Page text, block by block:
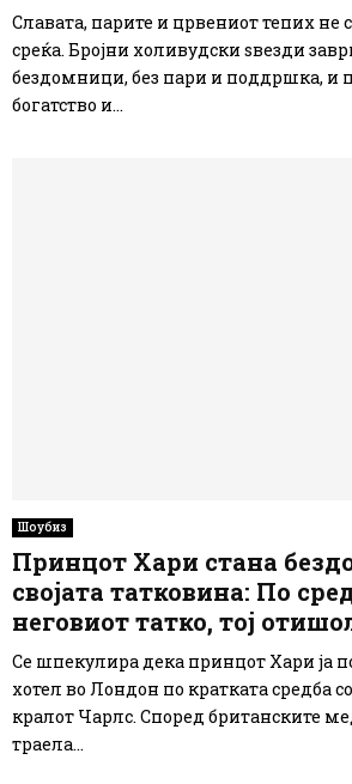
Славата, парите и црвениот тепих не
среќа. Бројни холивудски ѕвезди
бездомници, без пари и поддршка, и
богатство и...
Шоубиз
Принцот Хари стана
својата татковина: По
неговиот татко, тој
Се шпекулира дека принцот Хари ја
хотел во Лондон по кратката средба
кралот Чарлс. Според британските
траела...